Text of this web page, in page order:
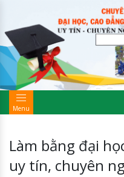
Menu
Làm bằng đại
uy tín, chuyên